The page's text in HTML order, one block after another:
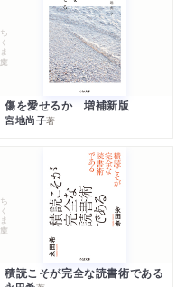
ちくま文庫
傷を愛せるか 増補新版
宮地尚子著
ちくま文庫
積読こそが完全な読書術である